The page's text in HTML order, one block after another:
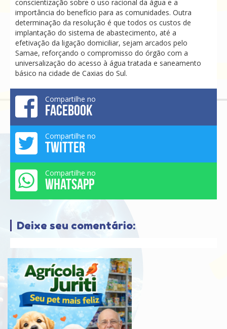
conscientização sobre o uso racional da água e a
importância do benefício para as comunidades. Outra
determinação da resolução é que todos os custos de
implantação do sistema de abastecimento, até a
efetivação da ligação domiciliar, sejam arcados pelo
Samae, reforçando o compromisso do órgão com a
universalização do acesso à água tratada e saneamento
básico na cidade de Caxias do Sul.
Compartilhe no
FACEBOOK
Compartilhe no
TWITTER
Compartilhe no
WHATSAPP
Deixe seu comentário: